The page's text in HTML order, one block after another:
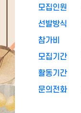
모집인원
선발방식
참가비
모집기간
활동기간
문의전화